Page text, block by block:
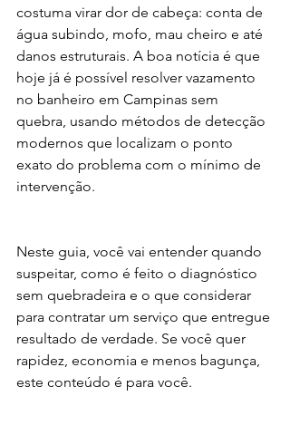
costuma virar dor de cabeça: conta de
água subindo, mofo, mau cheiro e até
danos estruturais. A boa notícia é que
hoje já é possível resolver vazamento
no banheiro em Campinas sem
quebra, usando métodos de detecção
modernos que localizam o ponto
exato do problema com o mínimo de
intervenção.
Neste guia, você vai entender quando
suspeitar, como é feito o diagnóstico
sem quebradeira e o que considerar
para contratar um serviço que entregue
resultado de verdade. Se você quer
rapidez, economia e menos bagunça,
este conteúdo é para você.